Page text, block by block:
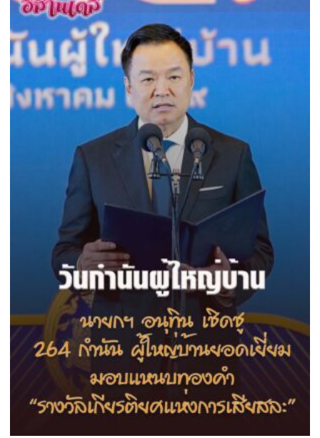
ข่าว
เกษตร
มูลค่า
6
เลี่ยม
เรื่อง
ราว
อัต
ลักษณ์
สู่
เมือง
เกษตร
มูลค่า
แห่ง